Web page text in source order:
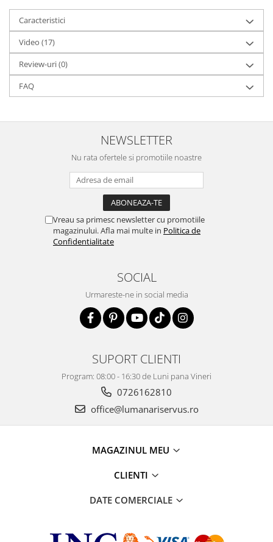
Caracteristici
Video (17)
Review-uri(0)
FAQ
NEWSLETTER
Nu rata ofertele si promotiile noastre
Vreau sa primesc newsletter cu promotiile
magazinului. Afla mai multe in Politica de
Confidentialitate
SOCIAL
Urmareste-ne in social media
SUPORT CLIENTI
Program: 08:00 - 16:30 de Luni pana Vineri
0726162810
office@lumanariservus.ro
MAGAZINUL MEU
CLIENTI
DATE COMERCIALE